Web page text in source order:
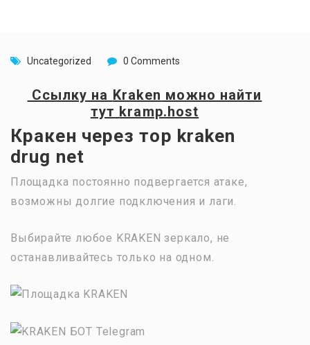
Uncategorized 0 Comments
Ссылку на Kraken можно найти
тут kramp.host
Кракен через тор kraken
drug net
Площадка постоянно подвергается атаке,
возможны долгие подключения и лаги.
Выбирайте любое KRAKEN зеркало, не
останавливайтесь только на одном.